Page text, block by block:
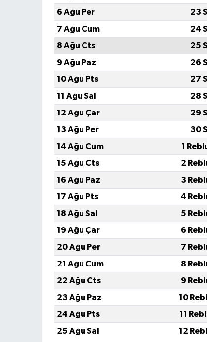
6 Ağu Per
23
7 Ağu Cum
24
8 Ağu Cts
25
9 Ağu Paz
26
10 Ağu Pts
27
11 Ağu Sal
28
12 Ağu Çar
29
13 Ağu Per
30
14 Ağu Cum
1
15 Ağu Cts
2
16 Ağu Paz
3
17 Ağu Pts
4
18 Ağu Sal
5
19 Ağu Çar
6
20 Ağu Per
7
21 Ağu Cum
8
22 Ağu Cts
9
23 Ağu Paz
10
24 Ağu Pts
11
25 Ağu Sal
12